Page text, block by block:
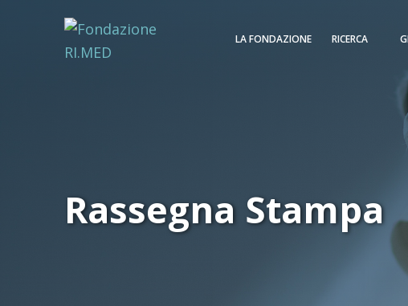
LA FONDAZIONE RICERCA
Rassegna Stampa